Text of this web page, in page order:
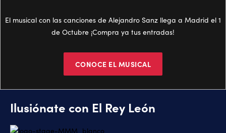
El musical con las canciones de Alejandro Sanz llega a Madrid el 1
de Octubre ¡Compra ya tus entradas!
CONOCE EL MUSICAL
Ilusiónate con El Rey León